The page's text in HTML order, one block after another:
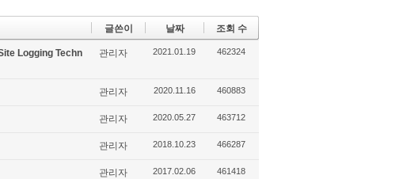
글쓴이 날짜 조회 수
Logging Techn
관리자 2021.01.19 462324
관리자 2020.11.16 460883
관리자 2020.05.27 463712
관리자 2018.10.23 466287
관리자 2017.02.06 461418